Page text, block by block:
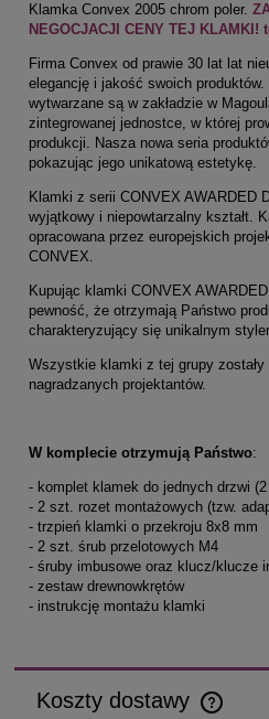
Klamka Convex 2005 chrom poler.
NEGOCJACJI CENY TEJ KLAMKI!
Firma Convex od prawie 30 lat lat
elegancję i jakość swoich
wytwarzane są w zakładzie w
zintegrowanej jednostce, w której
produkcji. Nasza nowa seria
pokazując jego unikatową estetykę.
Klamki z serii CONVEX AWARDED
wyjątkowy i niepowtarzalny kształt.
opracowana przez europejskich
CONVEX.
Kupując klamki CONVEX
pewność, że otrzymają Państwo
charakteryzujący się unikalnym
Wszystkie klamki z tej grupy zostały
nagradzanych projektantów.
W komplecie otrzymują Państwo:
- komplet klamek do jednych drzwi
- 2 szt. rozet montażowych (tzw.
- trzpień klamki o przekroju 8x8 mm
- 2 szt. śrub przelotowych M4
- śruby imbusowe oraz klucz/klucze
- zestaw drewnowkrętów
- instrukcję montażu klamki
Koszty dostawy
Cena nie zawiera ewentualnych